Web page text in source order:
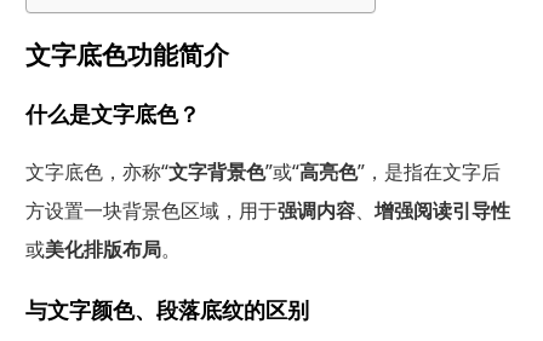
文字底色功能简介
什么是文字底色？
文字底色，亦称“文字背景色”或“高亮色”，是指在文字后
方设置一块背景色区域，用于强调内容、 增强阅读引导性
或美化排版布局。
与文字颜色、段落底纹的区别